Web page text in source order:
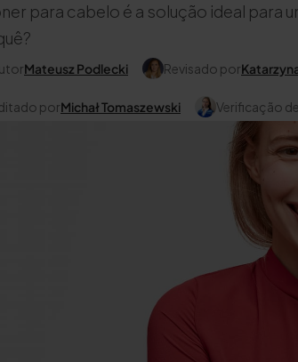
para cabelo é a solução ideal para
Mateusz Podlecki Revisado por
porMichał Tomaszewski Verificação